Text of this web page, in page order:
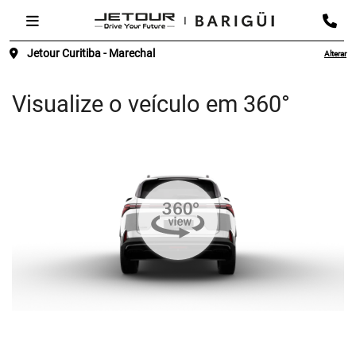
Jetour Curitiba - Marechal Alterar
Visualize o veículo em 360°